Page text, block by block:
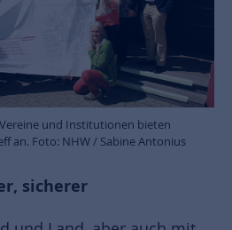
und Institutionen bieten
an. Foto: NHW / Sabine Antonius
sicherer